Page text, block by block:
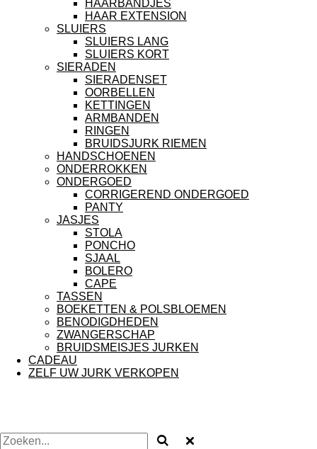
HAARBANDJES
HAAR EXTENSION
SLUIERS
SLUIERS LANG
SLUIERS KORT
SIERADEN
SIERADENSET
OORBELLEN
KETTINGEN
ARMBANDEN
RINGEN
BRUIDSJURK RIEMEN
HANDSCHOENEN
ONDERROKKEN
ONDERGOED
CORRIGEREND ONDERGOED
PANTY
JASJES
STOLA
PONCHO
SJAAL
BOLERO
CAPE
TASSEN
BOEKETTEN & POLSBLOEMEN
BENODIGDHEDEN
ZWANGERSCHAP
BRUIDSMEISJES JURKEN
CADEAU
ZELF UW JURK VERKOPEN